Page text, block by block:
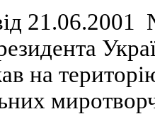
iд 21.06.2001
на